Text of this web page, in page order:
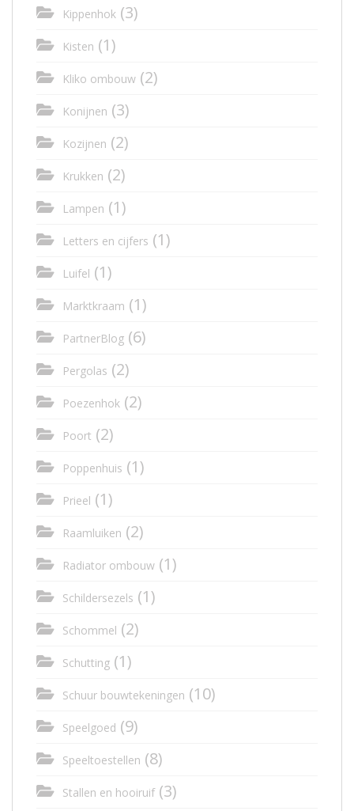
Kippenhok (3)
Kisten (1)
Kliko ombouw (2)
Konijnen (3)
Kozijnen (2)
Krukken (2)
Lampen (1)
Letters en cijfers (1)
Luifel (1)
Marktkraam (1)
PartnerBlog (6)
Pergolas (2)
Poezenhok (2)
Poort (2)
Poppenhuis (1)
Prieel (1)
Raamluiken (2)
Radiator ombouw (1)
Schildersezels (1)
Schommel (2)
Schutting (1)
Schuur bouwtekeningen (10)
Speelgoed (9)
Speeltoestellen (8)
Stallen en hooiruif(3)